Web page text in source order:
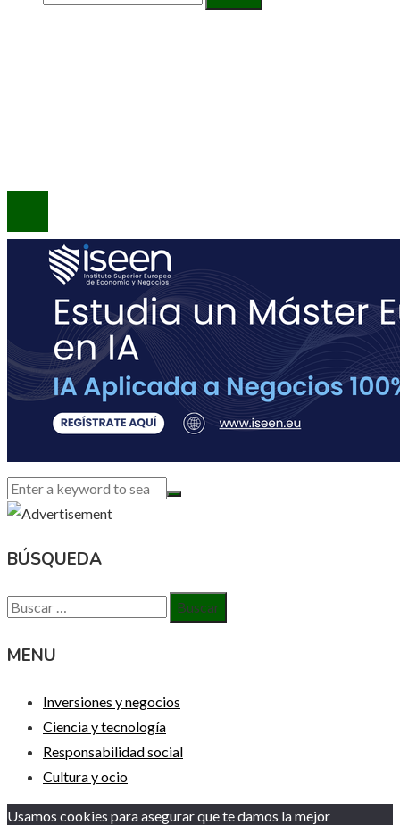
BÚSQUEDA
Buscar:
MENU
Inversiones y negocios
Ciencia y tecnología
Responsabilidad social
Cultura y ocio
Usamos cookies para asegurar que te damos la mejor